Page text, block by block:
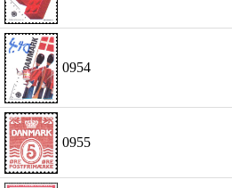
0954
0955